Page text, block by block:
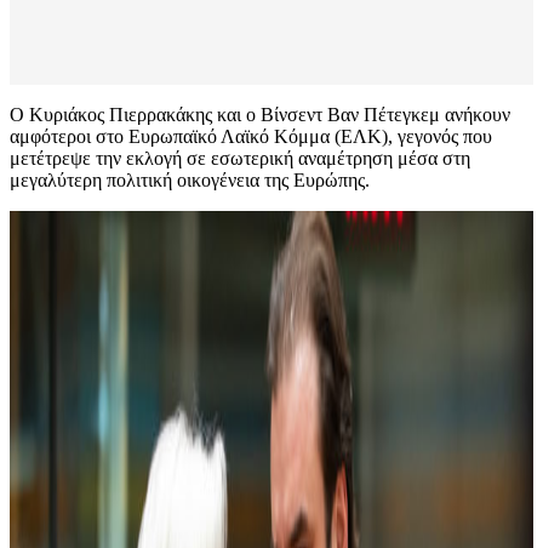
Ο Κυριάκος Πιερρακάκης και ο Βίνσεντ Βαν Πέτεγκεμ ανήκουν
αμφότεροι στο Ευρωπαϊκό Λαϊκό Κόμμα (ΕΛΚ), γεγονός που
μετέτρεψε την εκλογή σε εσωτερική αναμέτρηση μέσα στη
μεγαλύτερη πολιτική οικογένεια της Ευρώπης.